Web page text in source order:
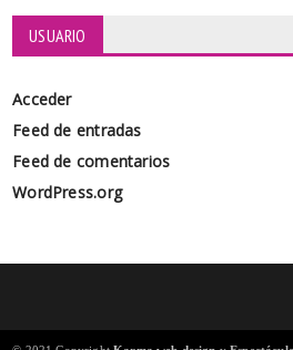
USUARIO
Acceder
Feed de entradas
Feed de comentarios
WordPress.org